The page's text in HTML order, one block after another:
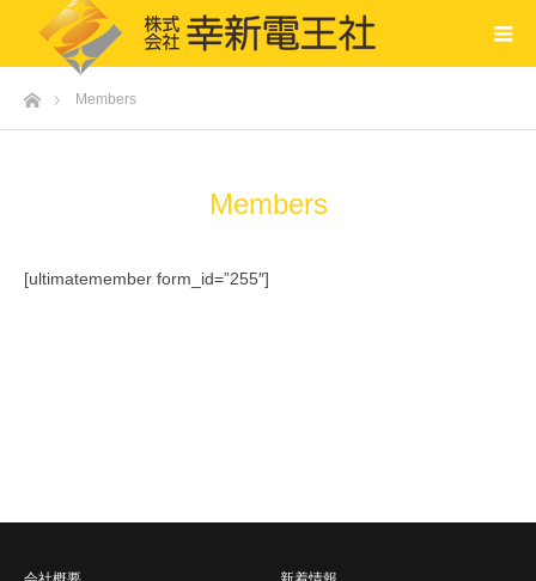
ホームMembers
Members
[ultimatemember form_id=”255″]